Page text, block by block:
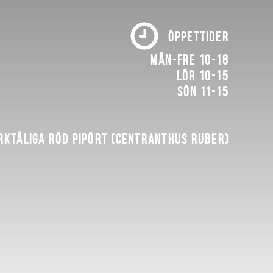
ÖPPETTIDER
Mån-fre 10-18
Lör 10-15
Sön 11-15
röd pipört (Centranthus ruber)